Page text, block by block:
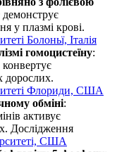
у плазмі крові.
Болоньї, Італія
гомоцистеїну:
конвертує
дорослих.
Флориди, США
обміні:
активує
Дослідження
США